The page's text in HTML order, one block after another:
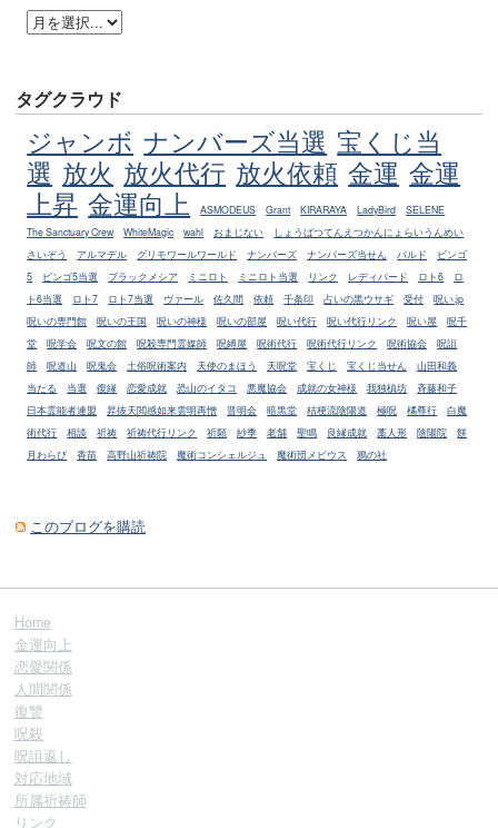
タグクラウド
ジャンボ ナンバーズ当選 宝くじ当
選 放火 放火代行 放火依頼 金運 金運
上昇 金運向上 ASMODEUS Grant KIRARAYA LadyBird
SELENE
The Sanctuary Crew
WhiteMagic wahl おまじない
しょうばつてんえつかんにょらいうんめい
さいぞう
アルマデル グリモワールワールド ナンバーズ ナンバーズ当せん バルド
ビンゴ
5
ビンゴ5当選 ブラックメシア ミニロト ミニロト当選 リンク レディバード ロト6
ロ
ト6当選
ロト7 ロト7当選 ヴァール 佐久間 依頼 千条印 占いの黒ウサギ 受付
呪い.jp
呪いの専門館
呪いの王国 呪いの神様 呪いの部屋 呪い代行 呪い代行リンク 呪い屋
呪千
堂
呪学会 呪文の館 呪殺専門霊媒師 呪縛屋 呪術代行 呪術代行リンク 呪術協会
呪詛
師
呪道山 呪鬼会 土俗呪術案内 天使のまほう 天呪堂 宝くじ 宝くじ当せん
山田和義
当たる
当選 復縁 恋愛成就 恐山のイタコ 悪魔協会 成就の女神様 我独槙坊
斉藤和子
日本霊能者連盟
昇抜天閲感如来雲明再憎 晋明会 暗黒堂 桔梗流陰陽道 極呪 橘尊行
白魔
術代行
相談 祈祷 祈祷代行リンク 祈願 紗季 老舗 聖鳴 良縁成就 藁人形 陰陽院
餅
月わらび
香苗 高野山祈祷院 魔術コンシェルジュ 魔術団メビウス 鴉の社
このブログを購読
Home
金運向上
恋愛関係
人間関係
復讐
呪殺
呪詛返し
対応地域
所属祈祷師
リンク